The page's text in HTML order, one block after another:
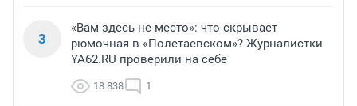
3
«Вам здесь не место»: что скрывает
рюмочная в «Полетаевском»? Журналистки
YA62.RU проверили на себе
18 838 1